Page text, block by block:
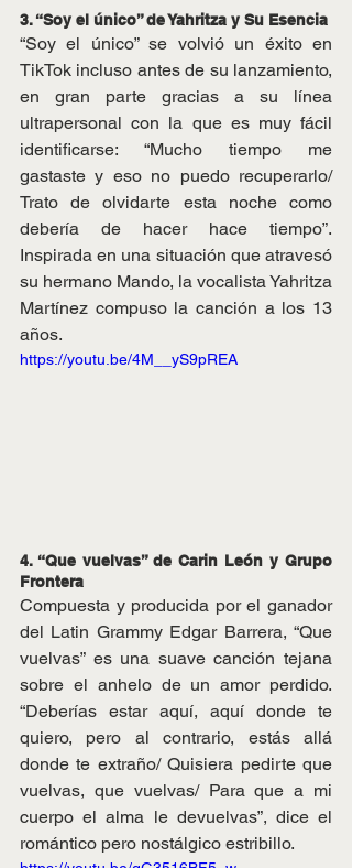
3. “Soy el único” de Yahritza y Su Esencia
“Soy el único” se volvió un éxito en
TikTok incluso antes de su lanzamiento,
en gran parte gracias a su línea
ultrapersonal con la que es muy fácil
identificarse: “Mucho tiempo me
gastaste y eso no puedo recuperarlo/
Trato de olvidarte esta noche como
debería de hacer hace tiempo”.
Inspirada en una situación que atravesó
su hermano Mando, la vocalista Yahritza
Martínez compuso la canción a los 13
años.
https://youtu.be/4M__yS9pREA
4. “Que vuelvas” de Carin León y Grupo
Frontera
Compuesta y producida por el ganador
del Latin Grammy Edgar Barrera, “Que
vuelvas” es una suave canción tejana
sobre el anhelo de un amor perdido.
“Deberías estar aquí, aquí donde te
quiero, pero al contrario, estás allá
donde te extraño/ Quisiera pedirte que
vuelvas, que vuelvas/ Para que a mi
cuerpo el alma le devuelvas”, dice el
romántico pero nostálgico estribillo.